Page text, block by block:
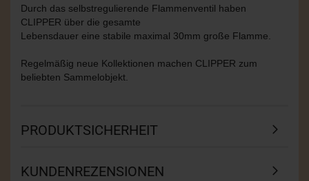
Durch das selbstregulierende Flammenventil haben
CLIPPER über die gesamte
Lebensdauer eine stabile maximal 30mm große Flamme.
Regelmäßig neue Kollektionen machen CLIPPER zum
beliebten Sammelobjekt.
PRODUKTSICHERHEIT
KUNDENREZENSIONEN